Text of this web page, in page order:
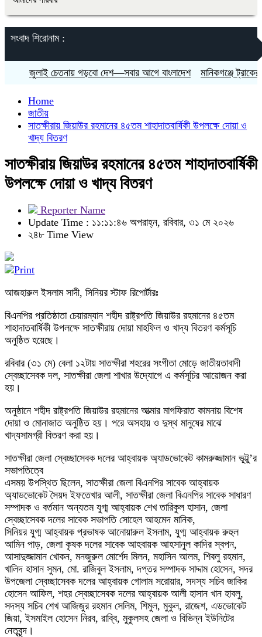
সংবাদ শিরোনাম :
জুলাই চেতনায় গড়বো দেশ—সবার আগে বাংলাদেশ মানিকগঞ্জে ট্রাকের
Home
জাতীয়
সাতক্ষীরায় জিয়াউর রহমানের ৪৫তম শাহাদাতবার্ষিকী উপলক্ষে দোয়া ও
খাদ্য বিতরণ
সাতক্ষীরায় জিয়াউর রহমানের ৪৫তম শাহাদাতবার্ষিকী
উপলক্ষে দোয়া ও খাদ্য বিতরণ
Reporter Name
Update Time : ১১:১১:৪৬ অপরাহ্ন, রবিবার, ৩১ মে ২০২৬
২৪৮ Time View
আজহারুল ইসলাম সাদী, সিনিয়র স্টাফ রিপোর্টারঃ
বিএনপির প্রতিষ্ঠাতা চেয়ারম্যান শহীদ রাষ্ট্রপতি জিয়াউর রহমানের ৪৫তম
শাহাদাতবার্ষিকী উপলক্ষে সাতক্ষীরায় দোয়া মাহফিল ও খাদ্য বিতরণ কর্মসূচি
অনুষ্ঠিত হয়েছে।
রবিবার (৩১ মে) বেলা ১২টায় সাতক্ষীরা শহরের সংগীতা মোড়ে জাতীয়তাবাদী
স্বেচ্ছাসেবক দল, সাতক্ষীরা জেলা শাখার উদ্যোগে এ কর্মসূচির আয়োজন করা
হয়।
অনুষ্ঠানে শহীদ রাষ্ট্রপতি জিয়াউর রহমানের আত্মার মাগফিরাত কামনায় বিশেষ
দোয়া ও মোনাজাত অনুষ্ঠিত হয়। পরে অসহায় ও দুস্থ মানুষের মাঝে
খাদ্যসামগ্রী বিতরণ করা হয়।
সাতক্ষীরা জেলা স্বেচ্ছাসেবক দলের আহ্বায়ক অ্যাডভোকেট কামরুজ্জামান ভূট্টু’র
সভাপতিত্বে
এসময় উপস্থিত ছিলেন, সাতক্ষীরা জেলা বিএনপির সাবেক আহ্বায়ক
অ্যাডভোকেট সৈয়দ ইফতেখার আলী, সাতক্ষীরা জেলা বিএনপির সাবেক সাধারণ
সম্পাদক ও বর্তমান অন্যতম যুগ্ম আহ্বায়ক শেখ তারিকুল হাসান, জেলা
স্বেচ্ছাসেবক দলের সাবেক সভাপতি সোহেল আহমেদ মানিক,
সিনিয়র যুগ্ম আহ্বায়ক প্রভাষক আনোয়ারুল ইসলাম, যুগ্ম আহ্বায়ক রুহুল
আমিন পাড়, জেলা কৃষক দলের সাবেক আহবায়ক আহসানুল কাদির স্বপন,
আসাদুজ্জামান খোকন, মনজুরুল মোর্শেদ মিলন, মহাসিন আলম, শিবলু রহমান,
খালিদ হাসান সুমন, মো. রাজিবুল ইসলাম, দপ্তর সম্পাদক সাদ্দাম হোসেন, সদর
উপজেলা স্বেচ্ছাসেবক দলের আহ্বায়ক গোলাম সরোয়ার, সদস্য সচিব জাকির
হোসেন আফিল, শহর স্বেচ্ছাসেবক দলের আহ্বায়ক আলী হাসান খান হাবলু,
সদস্য সচিব শেখ আজিজুর রহমান সেলিম, শিমুল, মুকুল, রাজেশ, এডভোকেট
জিয়া, ইসমাইল হোসেন নিরব, রাব্বি, মুকুলসহ জেলা ও বিভিন্ন ইউনিটের
নেতৃবৃন্দ।